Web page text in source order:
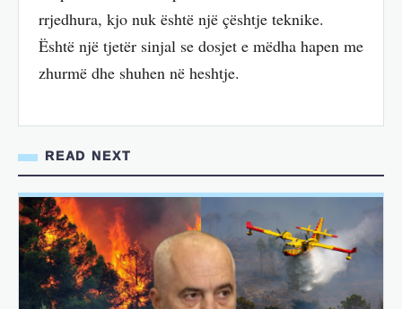
rrjedhura, kjo nuk është një çështje teknike.
Është një tjetër sinjal se dosjet e mëdha hapen me
zhurmë dhe shuhen në heshtje.
READ NEXT